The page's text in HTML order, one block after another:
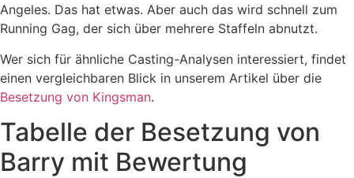
Angeles. Das hat etwas. Aber auch das wird schnell zum
Running Gag, der sich über mehrere Staffeln abnutzt.
Wer sich für ähnliche Casting-Analysen interessiert, findet
einen vergleichbaren Blick in unserem Artikel über die
Besetzung von Kingsman.
Tabelle der Besetzung von
Barry mit Bewertung